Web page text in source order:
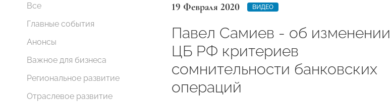
Все
Главные события
Анонсы
Важное для бизнеса
Региональное развитие
Отраслевое развитие
19 Февраля 2020 ВИДЕО
Павел Самиев - об изменении
ЦБ РФ критериев
сомнительности банковских
операций